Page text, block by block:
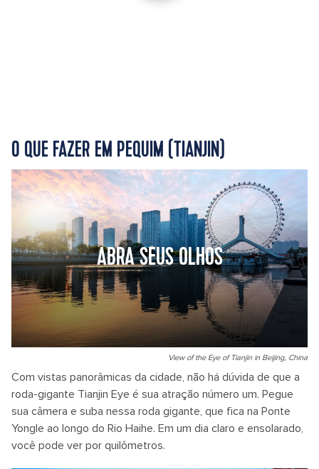
O QUE FAZER EM PEQUIM (TIANJIN)
ABRA SEUS OLHOS
View of the Eye of Tianjin in Beijing, China
Com vistas panorâmicas da cidade, não há dúvida de que a
roda-gigante Tianjin Eye é sua atração número um. Pegue
sua câmera e suba nessa roda gigante, que fica na Ponte
Yongle ao longo do Rio Haihe. Em um dia claro e ensolarado,
você pode ver por quilômetros.